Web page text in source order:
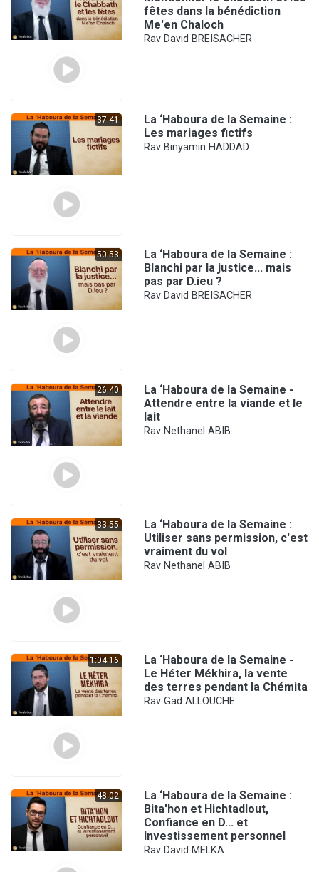
fêtes dans la bénédiction
Me'en Chaloch
Rav David BREISACHER
37:41
La ‘Haboura de la Semaine :
Les mariages fictifs
Rav Binyamin HADDAD
50:53
La ‘Haboura de la Semaine :
Blanchi par la justice... mais
pas par D.ieu ?
Rav David BREISACHER
26:40
La ‘Haboura de la Semaine -
Attendre entre la viande et le
lait
Rav Nethanel ABIB
33:55
La ‘Haboura de la Semaine :
Utiliser sans permission, c'est
vraiment du vol
Rav Nethanel ABIB
1:04:16
La ‘Haboura de la Semaine -
Le Héter Mékhira, la vente
des terres pendant la Chémita
Rav Gad ALLOUCHE
48:02
La ‘Haboura de la Semaine :
Bita'hon et Hichtadlout,
Confiance en D... et
Investissement personnel
Rav David MELKA